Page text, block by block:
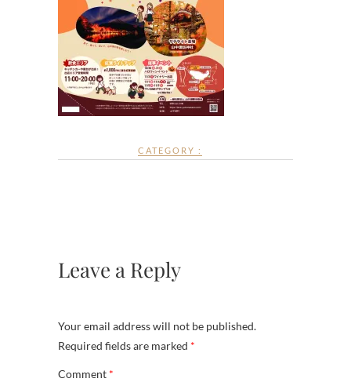
CATEGORY :
Leave a Reply
Your email address will not be published.
Required fields are marked *
Comment *